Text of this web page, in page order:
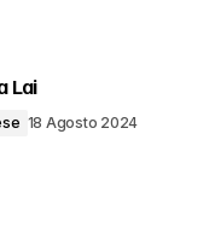
Lai
18 Agosto 2024